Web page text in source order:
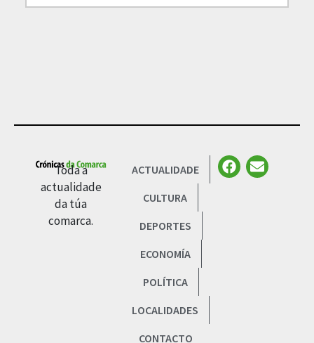
Toda a
actualidade
da túa
comarca.
ACTUALIDADE
CULTURA
DEPORTES
ECONOMÍA
POLÍTICA
LOCALIDADES
CONTACTO